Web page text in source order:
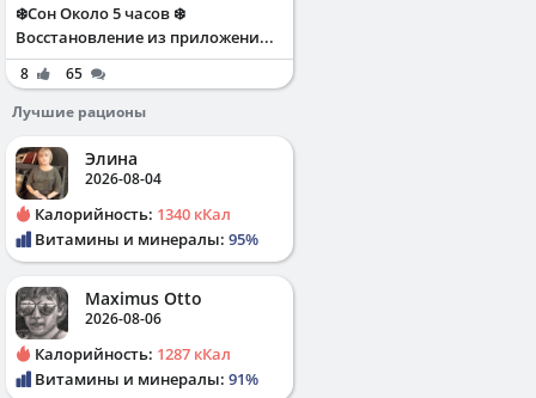
❄️Сон Около 5 часов ❄️
Восстановление из приложени...
8
65
Лучшие рационы
Элина
2026-08-04
Калорийность: 1340 кКал
Витамины и минералы: 95%
Maximus Otto
2026-08-06
Калорийность: 1287 кКал
Витамины и минералы: 91%